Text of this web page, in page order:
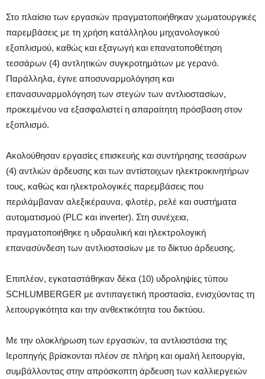
Στο πλαίσιο των εργασιών πραγματοποιήθηκαν χωματουργικές
παρεμβάσεις με τη χρήση κατάλληλου μηχανολογικού
εξοπλισμού, καθώς και εξαγωγή και επανατοποθέτηση
τεσσάρων (4) αντλητικών συγκροτημάτων με γερανό.
Παράλληλα, έγινε αποσυναρμολόγηση και
επανασυναρμολόγηση των στεγών των αντλιοστασίων,
προκειμένου να εξασφαλιστεί η απαραίτητη πρόσβαση στον
εξοπλισμό.
Ακολούθησαν εργασίες επισκευής και συντήρησης τεσσάρων
(4) αντλιών άρδευσης και των αντίστοιχων ηλεκτροκινητήρων
τους, καθώς και ηλεκτρολογικές παρεμβάσεις που
περιλάμβαναν αλεξικέραυνα, φλοτέρ, ρελέ και συστήματα
αυτοματισμού (PLC και inverter). Στη συνέχεια,
πραγματοποιήθηκε η υδραυλική και ηλεκτρολογική
επανασύνδεση των αντλιοστασίων με το δίκτυο άρδευσης.
Επιπλέον, εγκαταστάθηκαν δέκα (10) υδροληψίες τύπου
SCHLUMBERGER με αντιπαγετική προστασία, ενισχύοντας τη
λειτουργικότητα και την ανθεκτικότητα του δικτύου.
Με την ολοκλήρωση των εργασιών, τα αντλιοστάσια της
Ιεροπηγής βρίσκονται πλέον σε πλήρη και ομαλή λειτουργία,
συμβάλλοντας στην απρόσκοπτη άρδευση των καλλιεργειών